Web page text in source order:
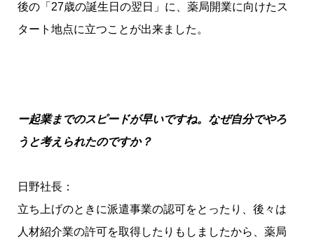
後の「27歳の誕生日の翌日」に、薬局開業に向けたス
タート地点に立つことが出来ました。
ー起業までのスピードが早いですね。なぜ自分でやろ
うと考えられたのですか？
日野社長：
立ち上げのときに派遣事業の認可をとったり、後々は
人材紹介業の許可を取得したりもしましたから、薬局